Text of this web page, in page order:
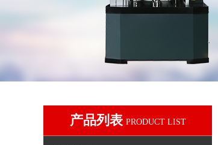
产品列表 PRODUCT LIST